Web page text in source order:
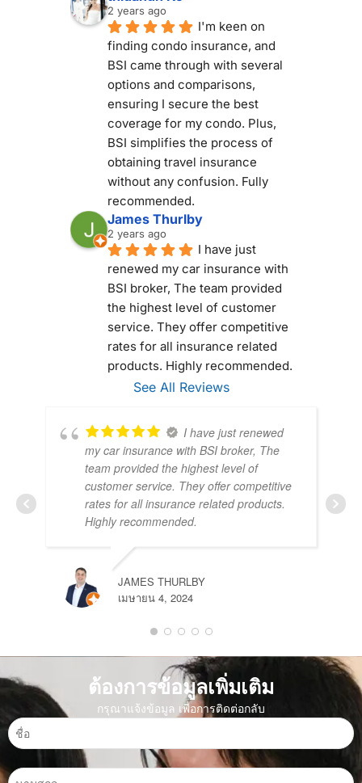
2 years ago
I'm keen on
finding condo insurance, and
BSI came through with several
options and comparisons,
ensuring I secure the best
coverage for my condo. Plus,
BSI simplifies the process of
obtaining travel insurance
without any confusion. Fully
recommended.
James Thurlby
2 years ago
I have just
renewed my car insurance with
BSI broker, The team provided
the highest level of customer
service. They offer competitive
rates for all insurance related
products. Highly recommended.
See All Reviews
I have just renewed
my car insurance with BSI broker, The
team provided the highest level of
customer service. They offer competitive
rates for all insurance related products.
Highly recommended.
JAMES THURLBY
เมษายน 4, 2024
ต้องการข้อมูลเพิ่มเติม
กรุณาแจ้งข้อมูล เพื่อการติดต่อกลับ